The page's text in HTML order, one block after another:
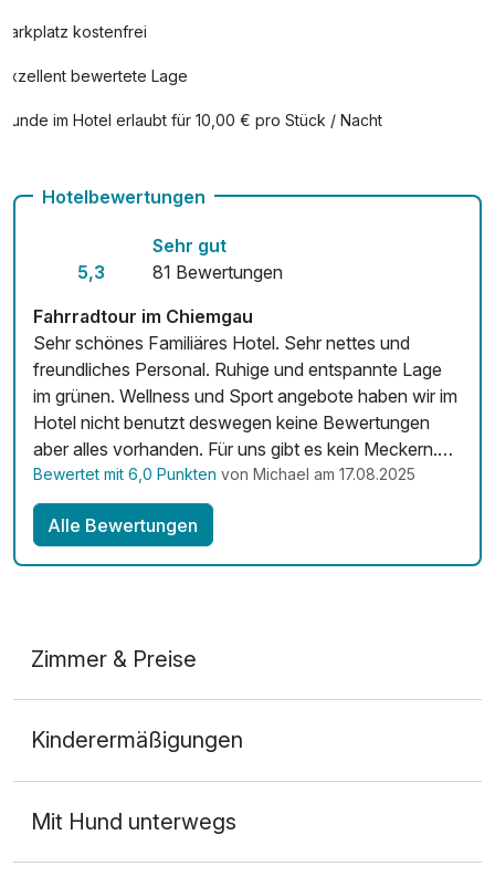
Parkplatz kostenfrei
Exzellent bewertete Lage
Hunde im Hotel erlaubt für 10,00 € pro Stück / Nacht
Fitnessgeräte stehen bereit
Hotelbewertungen
5,3
Sehr gut
81 Bewertungen
Fahrradtour im Chiemgau
Sehr schönes Familiäres Hotel. Sehr nettes und
freundliches Personal. Ruhige und entspannte Lage
im grünen. Wellness und Sport angebote haben wir im
Hotel nicht benutzt deswegen keine Bewertungen
aber alles vorhanden. Für uns gibt es kein Meckern.
Kommen gerne wieder. 5von5 Sternen ⭐️
Bewertet mit 6,0 Punkten von Michael am 17.08.2025
Alle Bewertungen
Zimmer & Preise
2 Erwachsene
Kinderermäßigungen
Mit Hund unterwegs